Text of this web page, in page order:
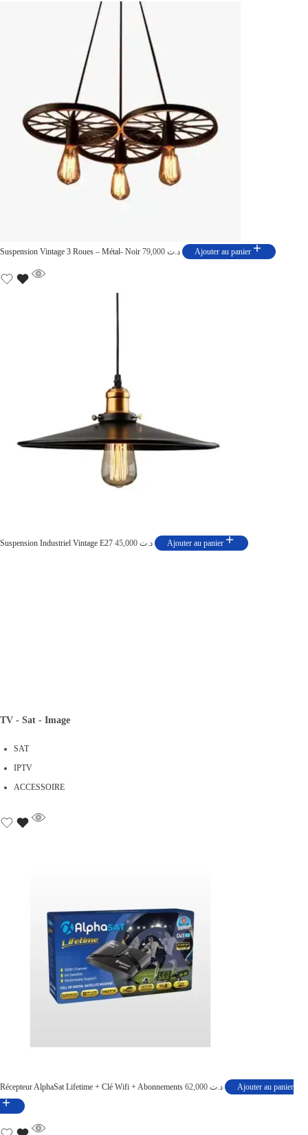
Suspension Vintage 3 Roues – Métal- Noir د.ت Ajouter au panier
Suspension Industriel Vintage E27 د.ت Ajouter au panier
TV - Sat - Image
SAT
IPTV
ACCESSOIRE
Récepteur AlphaSat Lifetime + Clé Wifi + Abonnements د.ت Ajouter au panier